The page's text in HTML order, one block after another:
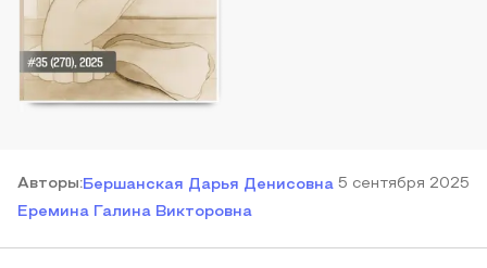
Авторы:Бершанская Дарья Денисовна
Еремина Галина Викторовна
5 сентября 2025